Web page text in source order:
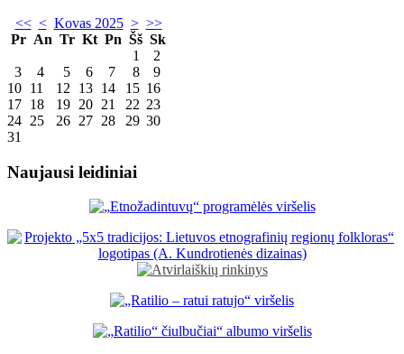
<< < Kovas 2025 > >>
Pr An Tr Kt Pn Šš Sk
1
2
3
4 5 6 7 8
9
10 11 12 13 14 15 16
17 18 19 20 21 22 23
24 25 26 27 28 29 30
31
Naujausi leidiniai